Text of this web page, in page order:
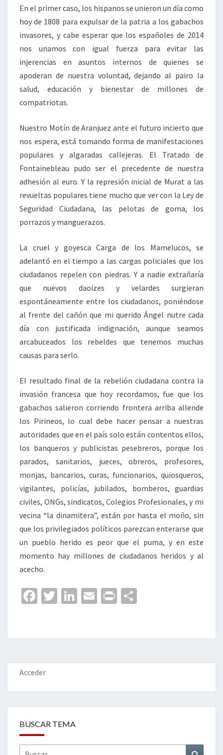
En el primer caso, los hispanos se unieron un día como
hoy de 1808 para expulsar de la patria a los gabachos
invasores, y cabe esperar que los españoles de 2014
nos unamos con igual fuerza para evitar las
injerencias en asuntos internos de quienes se
apoderan de nuestra voluntad, dejando al pairo la
salud, educación y bienestar de millones de
compatriotas.
Nuestro Motín de Aranjuez ante el futuro incierto que
nos espera, está tomando forma de manifestaciones
populares y algaradas callejeras. El Tratado de
Fontainebleau pudo ser el precedente de nuestra
adhesión al euro. Y la represión inicial de Murat a las
revueltas populares tiene mucho que ver con la Ley de
Seguridad Ciudadana, las pelotas de goma, los
porrazos y manguerazos.
La cruel y goyesca Carga de los Mamelucos, se
adelantó en el tiempo a las cargas policiales que los
ciudadanos repelen con piedras. Y a nadie extrañaría
que nuevos daoizes y velardes surgieran
espontáneamente entre los ciudadanos, poniéndose
al frente del cañón que mi querido Ángel nutre cada
día con justificada indignación, aunque seamos
arcabuceados los rebeldes que tenemos muchas
causas para serlo.
El resultado final de la rebelión ciudadana contra la
invasión francesa que hoy recordamos, fue que los
gabachos salieron corriendo frontera arriba allende
los Pirineos, lo cual debe hacer pensar a nuestras
autoridades que en el país solo están contentos ellos,
los banqueros y publicistas pesebreros, porque los
parados, sanitarios, jueces, obreros, profesores,
monjas, bancarios, curas, funcionarios, quiosqueros,
vigilantes, policías, jubilados, bomberos, guardias
civiles, ONGs, sindicatos, Colegios Profesionales, y mi
vecina “la dinamitera”, están por hasta el moño, sin
que los privilegiados políticos parezcan enterarse que
un pueblo herido es peor que el puma, y en este
momento hay millones de ciudadanos heridos y al
acecho.
Fa
o
o
k
T
er
Li
dI
n
E
l
Pr
p
ar
Acceder
BUSCAR TEMA
Buscar